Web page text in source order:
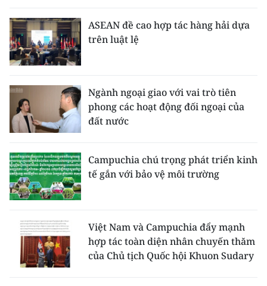
ASEAN đề cao hợp tác hàng hải dựa
trên luật lệ
Ngành ngoại giao với vai trò tiên
phong các hoạt động đối ngoại của
đất nước
Campuchia chú trọng phát triển kinh
tế gắn với bảo vệ môi trường
Việt Nam và Campuchia đẩy mạnh
hợp tác toàn diện nhân chuyến thăm
của Chủ tịch Quốc hội Khuon Sudary